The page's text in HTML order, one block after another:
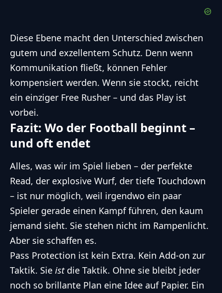
Diese Ebene macht den Unterschied zwischen
gutem und exzellentem Schutz. Denn wenn
Kommunikation fließt, können Fehler
kompensiert werden. Wenn sie stockt, reicht
ein einziger Free Rusher – und das Play ist
vorbei.
Fazit: Wo der Football beginnt –
und oft endet
Alles, was wir im Spiel lieben – der perfekte
Read, der explosive Wurf, der tiefe Touchdown
– ist nur möglich, weil irgendwo ein paar
Spieler gerade einen Kampf führen, den kaum
jemand sieht. Sie stehen nicht im Rampenlicht.
Aber sie schaffen es.
Pass Protection ist kein Extra. Kein Add-on zur
Taktik. Sie istdie Taktik. Ohne sie bleibt jeder
noch so brillante Plan eine Idee auf Papier. Ein